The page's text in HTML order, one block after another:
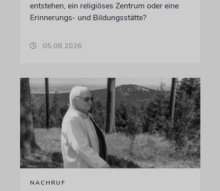
entstehen, ein religiöses Zentrum oder eine
Erinnerungs- und Bildungsstätte?
05.08.2026
NACHRUF